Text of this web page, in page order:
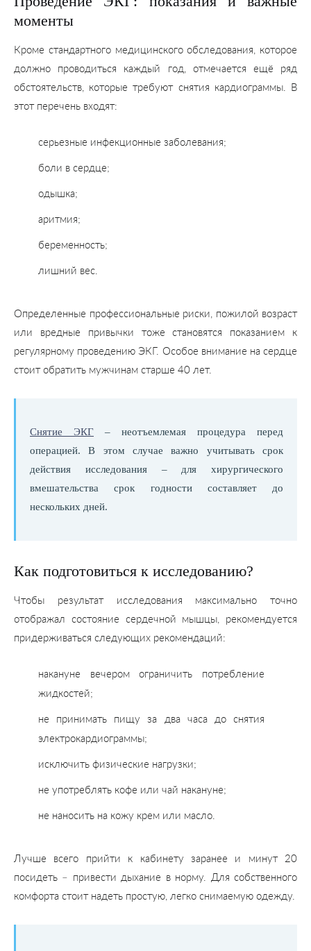
моменты
Кроме стандартного медицинского обследования, которое
должно проводиться каждый год, отмечается ещё ряд
обстоятельств, которые требуют снятия кардиограммы. В
этот перечень входят:
серьезные инфекционные заболевания;
боли в сердце;
одышка;
аритмия;
беременность;
лишний вес.
Определенные профессиональные риски, пожилой возраст
или вредные привычки тоже становятся показанием к
регулярному проведению ЭКГ. Особое внимание на сердце
стоит обратить мужчинам старше 40 лет.
Снятие ЭКГ – неотъемлемая процедура перед
операцией. В этом случае важно учитывать срок
действия исследования – для хирургического
вмешательства срок годности составляет до
нескольких дней.
Как подготовиться к исследованию?
Чтобы результат исследования максимально точно
отображал состояние сердечной мышцы, рекомендуется
придерживаться следующих рекомендаций:
накануне вечером ограничить потребление
жидкостей;
не принимать пищу за два часа до снятия
электрокардиограммы;
исключить физические нагрузки;
не употреблять кофе или чай накануне;
не наносить на кожу крем или масло.
Лучше всего прийти к кабинету заранее и минут 20
посидеть – привести дыхание в норму. Для собственного
комфорта стоит надеть простую, легко снимаемую одежду.